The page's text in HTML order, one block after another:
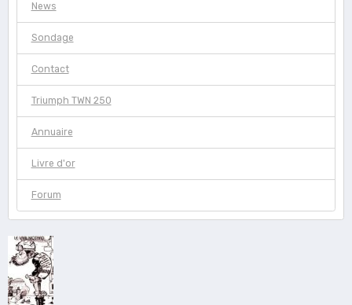
News
Sondage
Contact
Triumph TWN 250
Annuaire
Livre d'or
Forum